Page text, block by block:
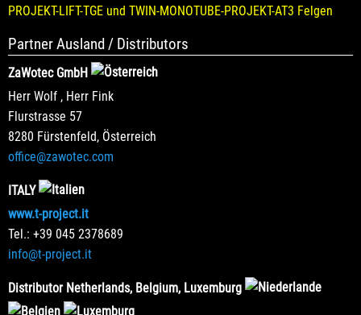
PROJEKT-LIFT-TGE und TWIN-MONOTUBE-PROJEKT-AT3 Felgen
Partner Ausland / Distributors
ZaWotec GmbH
Herr Wolf , Herr Fink
Flurstrasse 57
8280 Fürstenfeld, Österreich
office@zawotec.com
ITALY
www.t-project.it
Tel.: +39 045 2378689
info@t-project.it
Distributor Netherlands, Belgium, Luxemburg